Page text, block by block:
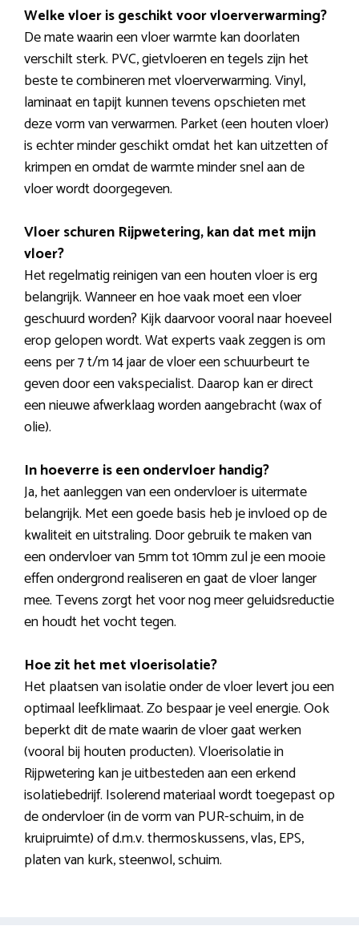
Welke vloer is geschikt voor vloerverwarming?
De mate waarin een vloer warmte kan doorlaten
verschilt sterk. PVC, gietvloeren en tegels zijn het
beste te combineren met vloerverwarming. Vinyl,
laminaat en tapijt kunnen tevens opschieten met
deze vorm van verwarmen. Parket (een houten vloer)
is echter minder geschikt omdat het kan uitzetten of
krimpen en omdat de warmte minder snel aan de
vloer wordt doorgegeven.
Vloer schuren Rijpwetering, kan dat met mijn
vloer?
Het regelmatig reinigen van een houten vloer is erg
belangrijk. Wanneer en hoe vaak moet een vloer
geschuurd worden? Kijk daarvoor vooral naar hoeveel
erop gelopen wordt. Wat experts vaak zeggen is om
eens per 7 t/m 14 jaar de vloer een schuurbeurt te
geven door een vakspecialist. Daarop kan er direct
een nieuwe afwerklaag worden aangebracht (wax of
olie).
In hoeverre is een ondervloer handig?
Ja, het aanleggen van een ondervloer is uitermate
belangrijk. Met een goede basis heb je invloed op de
kwaliteit en uitstraling. Door gebruik te maken van
een ondervloer van 5mm tot 10mm zul je een mooie
effen ondergrond realiseren en gaat de vloer langer
mee. Tevens zorgt het voor nog meer geluidsreductie
en houdt het vocht tegen.
Hoe zit het met vloerisolatie?
Het plaatsen van isolatie onder de vloer levert jou een
optimaal leefklimaat. Zo bespaar je veel energie. Ook
beperkt dit de mate waarin de vloer gaat werken
(vooral bij houten producten). Vloerisolatie in
Rijpwetering kan je uitbesteden aan een erkend
isolatiebedrijf. Isolerend materiaal wordt toegepast op
de ondervloer (in de vorm van PUR-schuim, in de
kruipruimte) of d.m.v. thermoskussens, vlas, EPS,
platen van kurk, steenwol, schuim.